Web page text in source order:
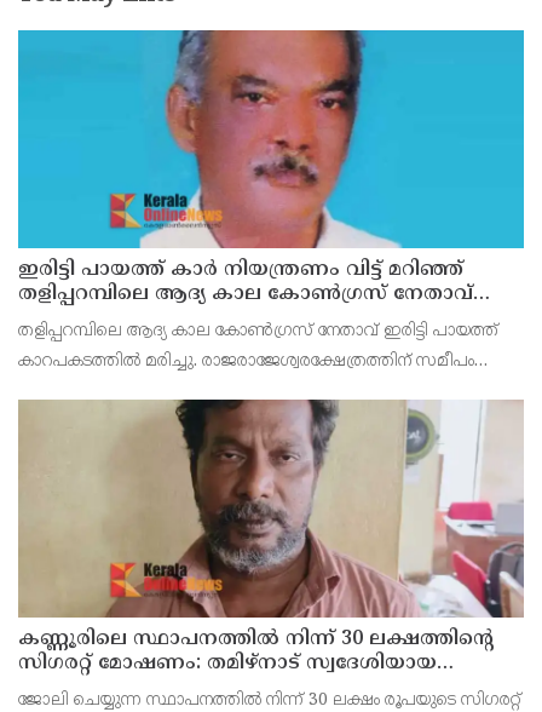
ഇരിട്ടി പായത്ത് കാർ നിയന്ത്രണം വിട്ട് മറിഞ്ഞ്
തളിപ്പറമ്പിലെ ആദ്യ കാല കോണ്‍ഗ്രസ് നേതാവ്
മരിച്ചു
തളിപ്പറമ്പിലെ ആദ്യ കാല കോണ്‍ഗ്രസ് നേതാവ് ഇരിട്ടി പായത്ത്
കാറപകടത്തില്‍ മരിച്ചു. രാജരാജേശ്വരക്ഷേത്രത്തിന് സമീപം
കണ്ണൂരിലെ സ്ഥാപനത്തിൽ നിന്ന് 30 ലക്ഷത്തിന്റെ
സിഗരറ്റ് മോഷണം: തമിഴ്‌നാട് സ്വദേശിയായ
സെയിൽസ്മാൻ തെങ്കാശിയിൽ പിടിയിൽ
ജോലി ചെയ്യുന്ന സ്ഥാപനത്തിൽ നിന്ന് 30 ലക്ഷം രൂപയുടെ സിഗരറ്റ്